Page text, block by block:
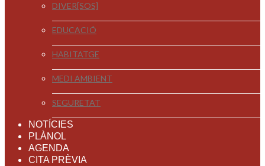
DIVER[SOS]
EDUCACIÓ
HABITATGE
MEDI AMBIENT
SEGURETAT
NOTÍCIES
PLÀNOL
AGENDA
CITA PRÈVIA